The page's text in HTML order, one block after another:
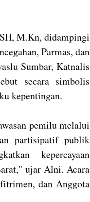
M.Kn, didampingi
Parmas, dan
Sumbar, Katnalis
secara simbolis
kepentingan.
pemilu melalui
partisipatif publik
kepercayaan
ujar Alni. Acara
dan Anggota